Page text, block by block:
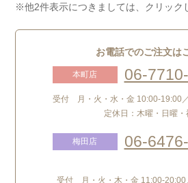
※他2件表示につきましては、クリック
お電話でのご注文は
本町店 06-
受付 月・火・水・金 10:00-19:00
定休日：木曜・日曜・
梅田店 06-
受付 月・火・木・金 11:00-20:00